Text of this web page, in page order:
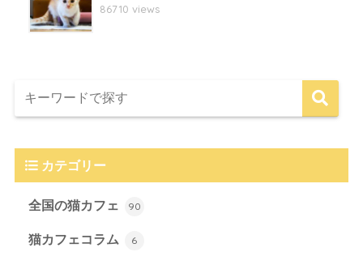
86710 views
カテゴリー
全国の猫カフェ 90
猫カフェコラム 6